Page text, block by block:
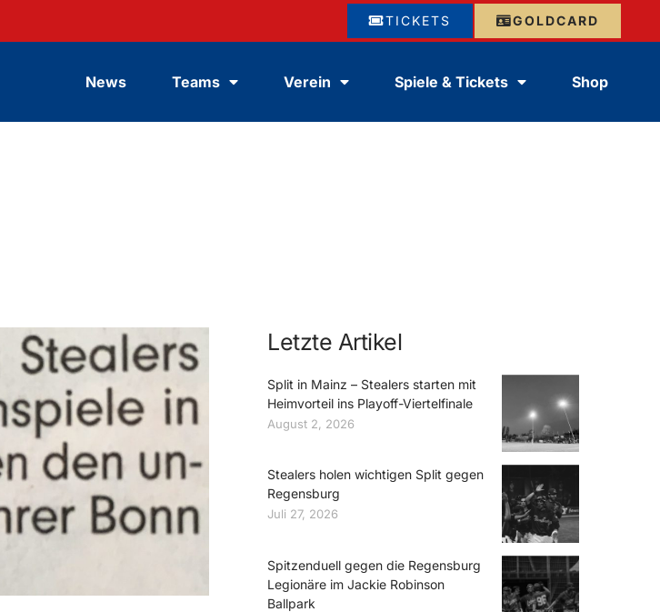
GOLDCARD
TICKETS
News Teams Verein Spiele & Tickets Shop
Letzte Artikel
Split in Mainz – Stealers starten mit
Heimvorteil ins Playoff-Viertelfinale
August 2, 2026
Stealers holen wichtigen Split gegen
Regensburg
Juli 27, 2026
Spitzenduell gegen die Regensburg
Legionäre im Jackie Robinson
Ballpark